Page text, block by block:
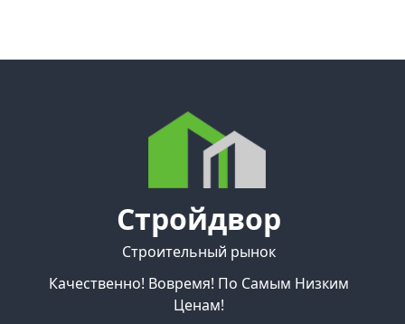
Стройдвор
Строительный рынок
Качественно! Вовремя! По Самым Низким
Ценам!